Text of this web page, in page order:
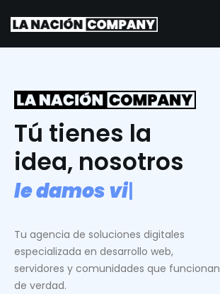
Tú tienes la
idea, nosotros
ledamosvid
Tu agencia de soluciones digitales
especializada en desarrollo web,
servidores y comunidades que funcionan
de verdad.